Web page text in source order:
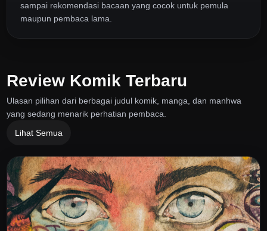
sampai rekomendasi bacaan yang cocok untuk pemula
maupun pembaca lama.
Review Komik Terbaru
Ulasan pilihan dari berbagai judul komik, manga, dan manhwa
yang sedang menarik perhatian pembaca.
Lihat Semua